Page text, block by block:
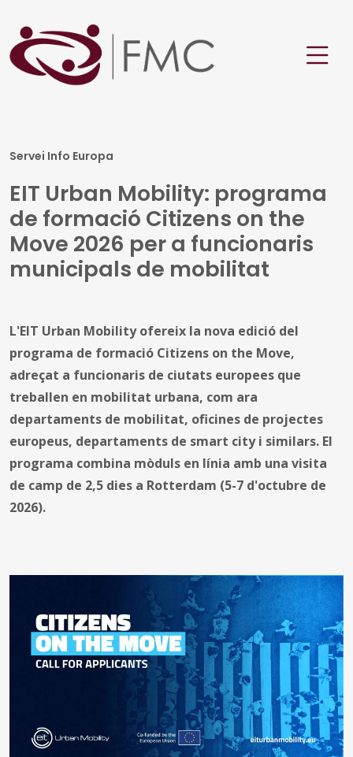
Servei Info Europa
EIT Urban Mobility: programa
de formació Citizens on the
Move 2026 per a funcionaris
municipals de mobilitat
L'EIT Urban Mobility ofereix la nova edició del
programa de formació Citizens on the Move,
adreçat a funcionaris de ciutats europees que
treballen en mobilitat urbana, com ara
departaments de mobilitat, oficines de projectes
europeus, departaments de smart city i similars. El
programa combina mòduls en línia amb una visita
de camp de 2,5 dies a Rotterdam (5-7 d'octubre de
2026).